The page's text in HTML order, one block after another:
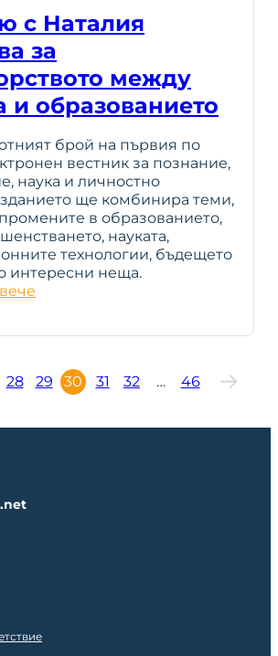
с Наталия
за
между
и образованието
брой на първия по
вестник за познание,
наука и личностно
ще комбинира теми,
в образованието,
науката,
технологии, бъдещето
интересни неща.
28 29 30 31 32 … 46